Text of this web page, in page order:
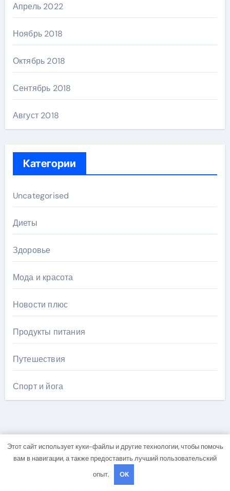
Апрель 2022
Ноябрь 2018
Октябрь 2018
Сентябрь 2018
Август 2018
Категории
Uncategorised
Диеты
Здоровье
Мода и красота
Новости плюс
Продукты питания
Путешествия
Спорт и йога
Вы пропустили
Этот сайт использует куки-файлы и другие технологии, чтобы помочь
вам в навигации, а также предоставить лучший пользовательский
опыт.
OK